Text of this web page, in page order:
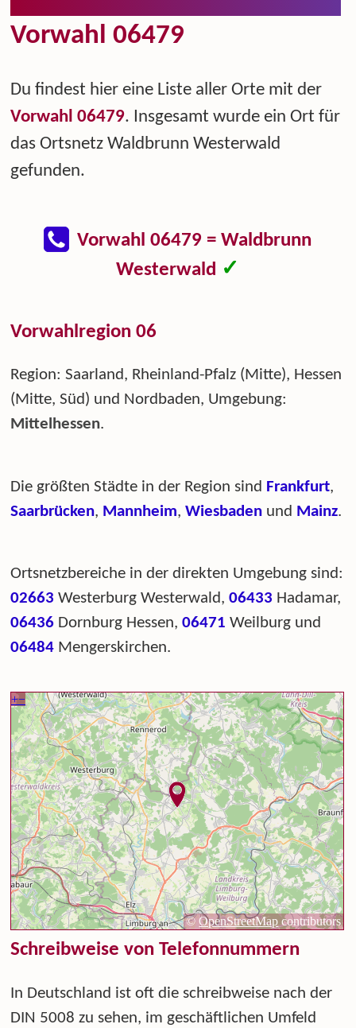
Vorwahl 06479
Du findest hier eine Liste aller Orte mit der
Vorwahl 06479. Insgesamt wurde ein Ort für
das Ortsnetz Waldbrunn Westerwald
gefunden.
Vorwahl 06479 = Waldbrunn
Westerwald ✓
Vorwahlregion 06
Region: Saarland, Rheinland-Pfalz (Mitte), Hessen
(Mitte, Süd) und Nordbaden, Umgebung:
Mittelhessen.
Die größten Städte in der Region sind Frankfurt,
Saarbrücken, Mannheim,Wiesbaden und Mainz.
Ortsnetzbereiche in der direkten Umgebung sind:
02663 Westerburg Westerwald,06433 Hadamar,
06436 Dornburg Hessen,06471 Weilburg und
06484 Mengerskirchen.
Schreibweise von Telefonnummern
In Deutschland ist oft die schreibweise nach der
DIN 5008 zu sehen, im geschäftlichen Umfeld